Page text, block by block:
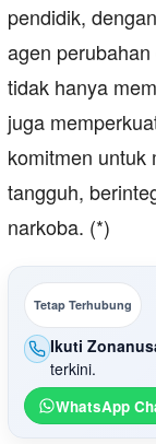
pendidik,
agen
tidak hanya
juga
komitmen untuk
tangguh,
narkoba. (*)
Tetap Terhubung
Ikuti
terkini.
WhatsApp